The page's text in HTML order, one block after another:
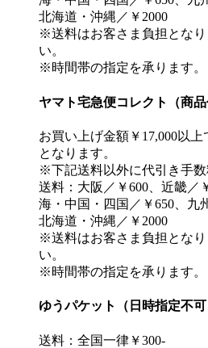
北海道・沖縄／￥2000
※送料はお客さま負担とな
い。
※時間帯の指定を承ります。
ヤマト宅急便コレクト（商品
お買い上げ金額￥17,000以上
となります。
※下記送料以外に代引き手数
送料：大阪／￥600、近畿／
海・中国・四国／￥650、九
北海道・沖縄／￥2000
※送料はお客さま負担とな
い。
※時間帯の指定を承ります。
ゆうパケット（日時指定不可
送料：全国一律￥300-